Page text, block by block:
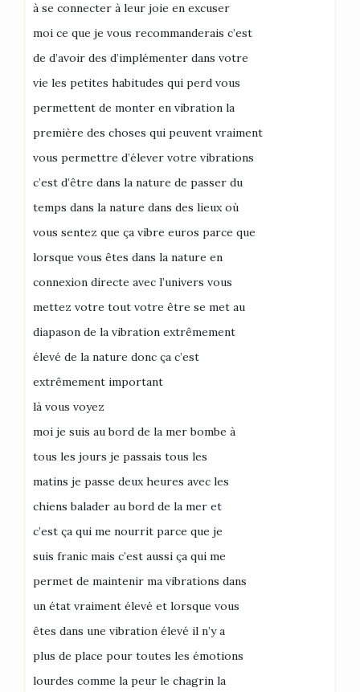
à se connecter à leur joie en excuser
moi ce que je vous recommanderais c’est
de d’avoir des d’implémenter dans votre
vie les petites habitudes qui perd vous
permettent de monter en vibration la
première des choses qui peuvent vraiment
vous permettre d’élever votre vibrations
c’est d’être dans la nature de passer du
temps dans la nature dans des lieux où
vous sentez que ça vibre euros parce que
lorsque vous êtes dans la nature en
connexion directe avec l’univers vous
mettez votre tout votre être se met au
diapason de la vibration extrêmement
élevé de la nature donc ça c’est
extrêmement important
là vous voyez
moi je suis au bord de la mer bombe à
tous les jours je passais tous les
matins je passe deux heures avec les
chiens balader au bord de la mer et
c’est ça qui me nourrit parce que je
suis franic mais c’est aussi ça qui me
permet de maintenir ma vibrations dans
un état vraiment élevé et lorsque vous
êtes dans une vibration élevé il n’y a
plus de place pour toutes les émotions
lourdes comme la peur le chagrin la